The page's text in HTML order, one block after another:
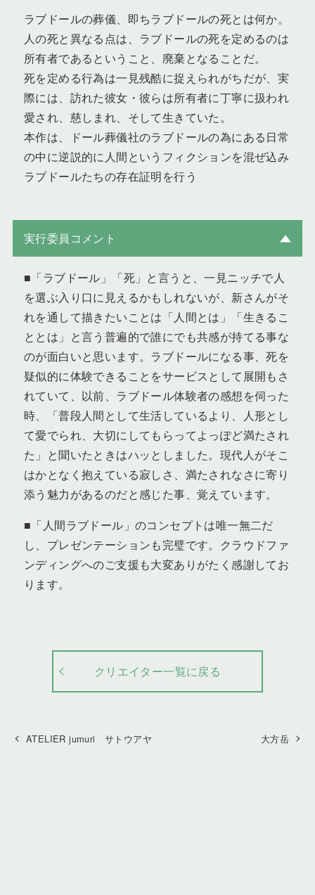
ラブドールの葬儀、即ちラブドールの死とは何か。
人の死と異なる点は、ラブドールの死を定めるのは
所有者であるということ、廃棄となることだ。
死を定める行為は一見残酷に捉えられがちだが、実
際には、訪れた彼女・彼らは所有者に丁寧に扱われ
愛され、慈しまれ、そして生きていた。
本作は、ドール葬儀社のラブドールの為にある日常
の中に逆説的に人間というフィクションを混ぜ込み
ラブドールたちの存在証明を行う
実行委員コメント
■「ラブドール」「死」と言うと、一見ニッチで人
を選ぶ入り口に見えるかもしれないが、新さんがそ
れを通して描きたいことは「人間とは」「生きるこ
ととは」と言う普遍的で誰にでも共感が持てる事な
のが面白いと思います。ラブドールになる事、死を
疑似的に体験できることをサービスとして展開もさ
れていて、以前、ラブドール体験者の感想を伺った
時、「普段人間として生活しているより、人形とし
て愛でられ、大切にしてもらってよっぽど満たされ
た」と聞いたときはハッとしました。現代人がそこ
はかとなく抱えている寂しさ、満たされなさに寄り
添う魅力があるのだと感じた事、覚えています。
■「人間ラブドール」のコンセプトは唯一無二だ
し、プレゼンテーションも完璧です。クラウドファ
ンディングへのご支援も大変ありがたく感謝してお
ります。
クリエイター一覧に戻る
ATELIER jumuri サトウアヤ 大方岳